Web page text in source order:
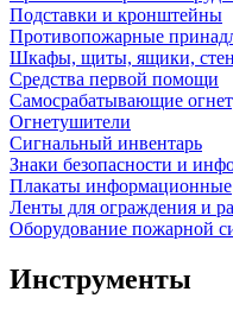
Подставки и кронштейны
Противопожарные
Шкафы, щиты, ящики,
Средства первой помощи
Самосрабатывающие
Огнетушители
Сигнальный инвентарь
Знаки безопасности и
Плакаты информационные
Ленты для ограждения и
Оборудование пожарной
Инструменты